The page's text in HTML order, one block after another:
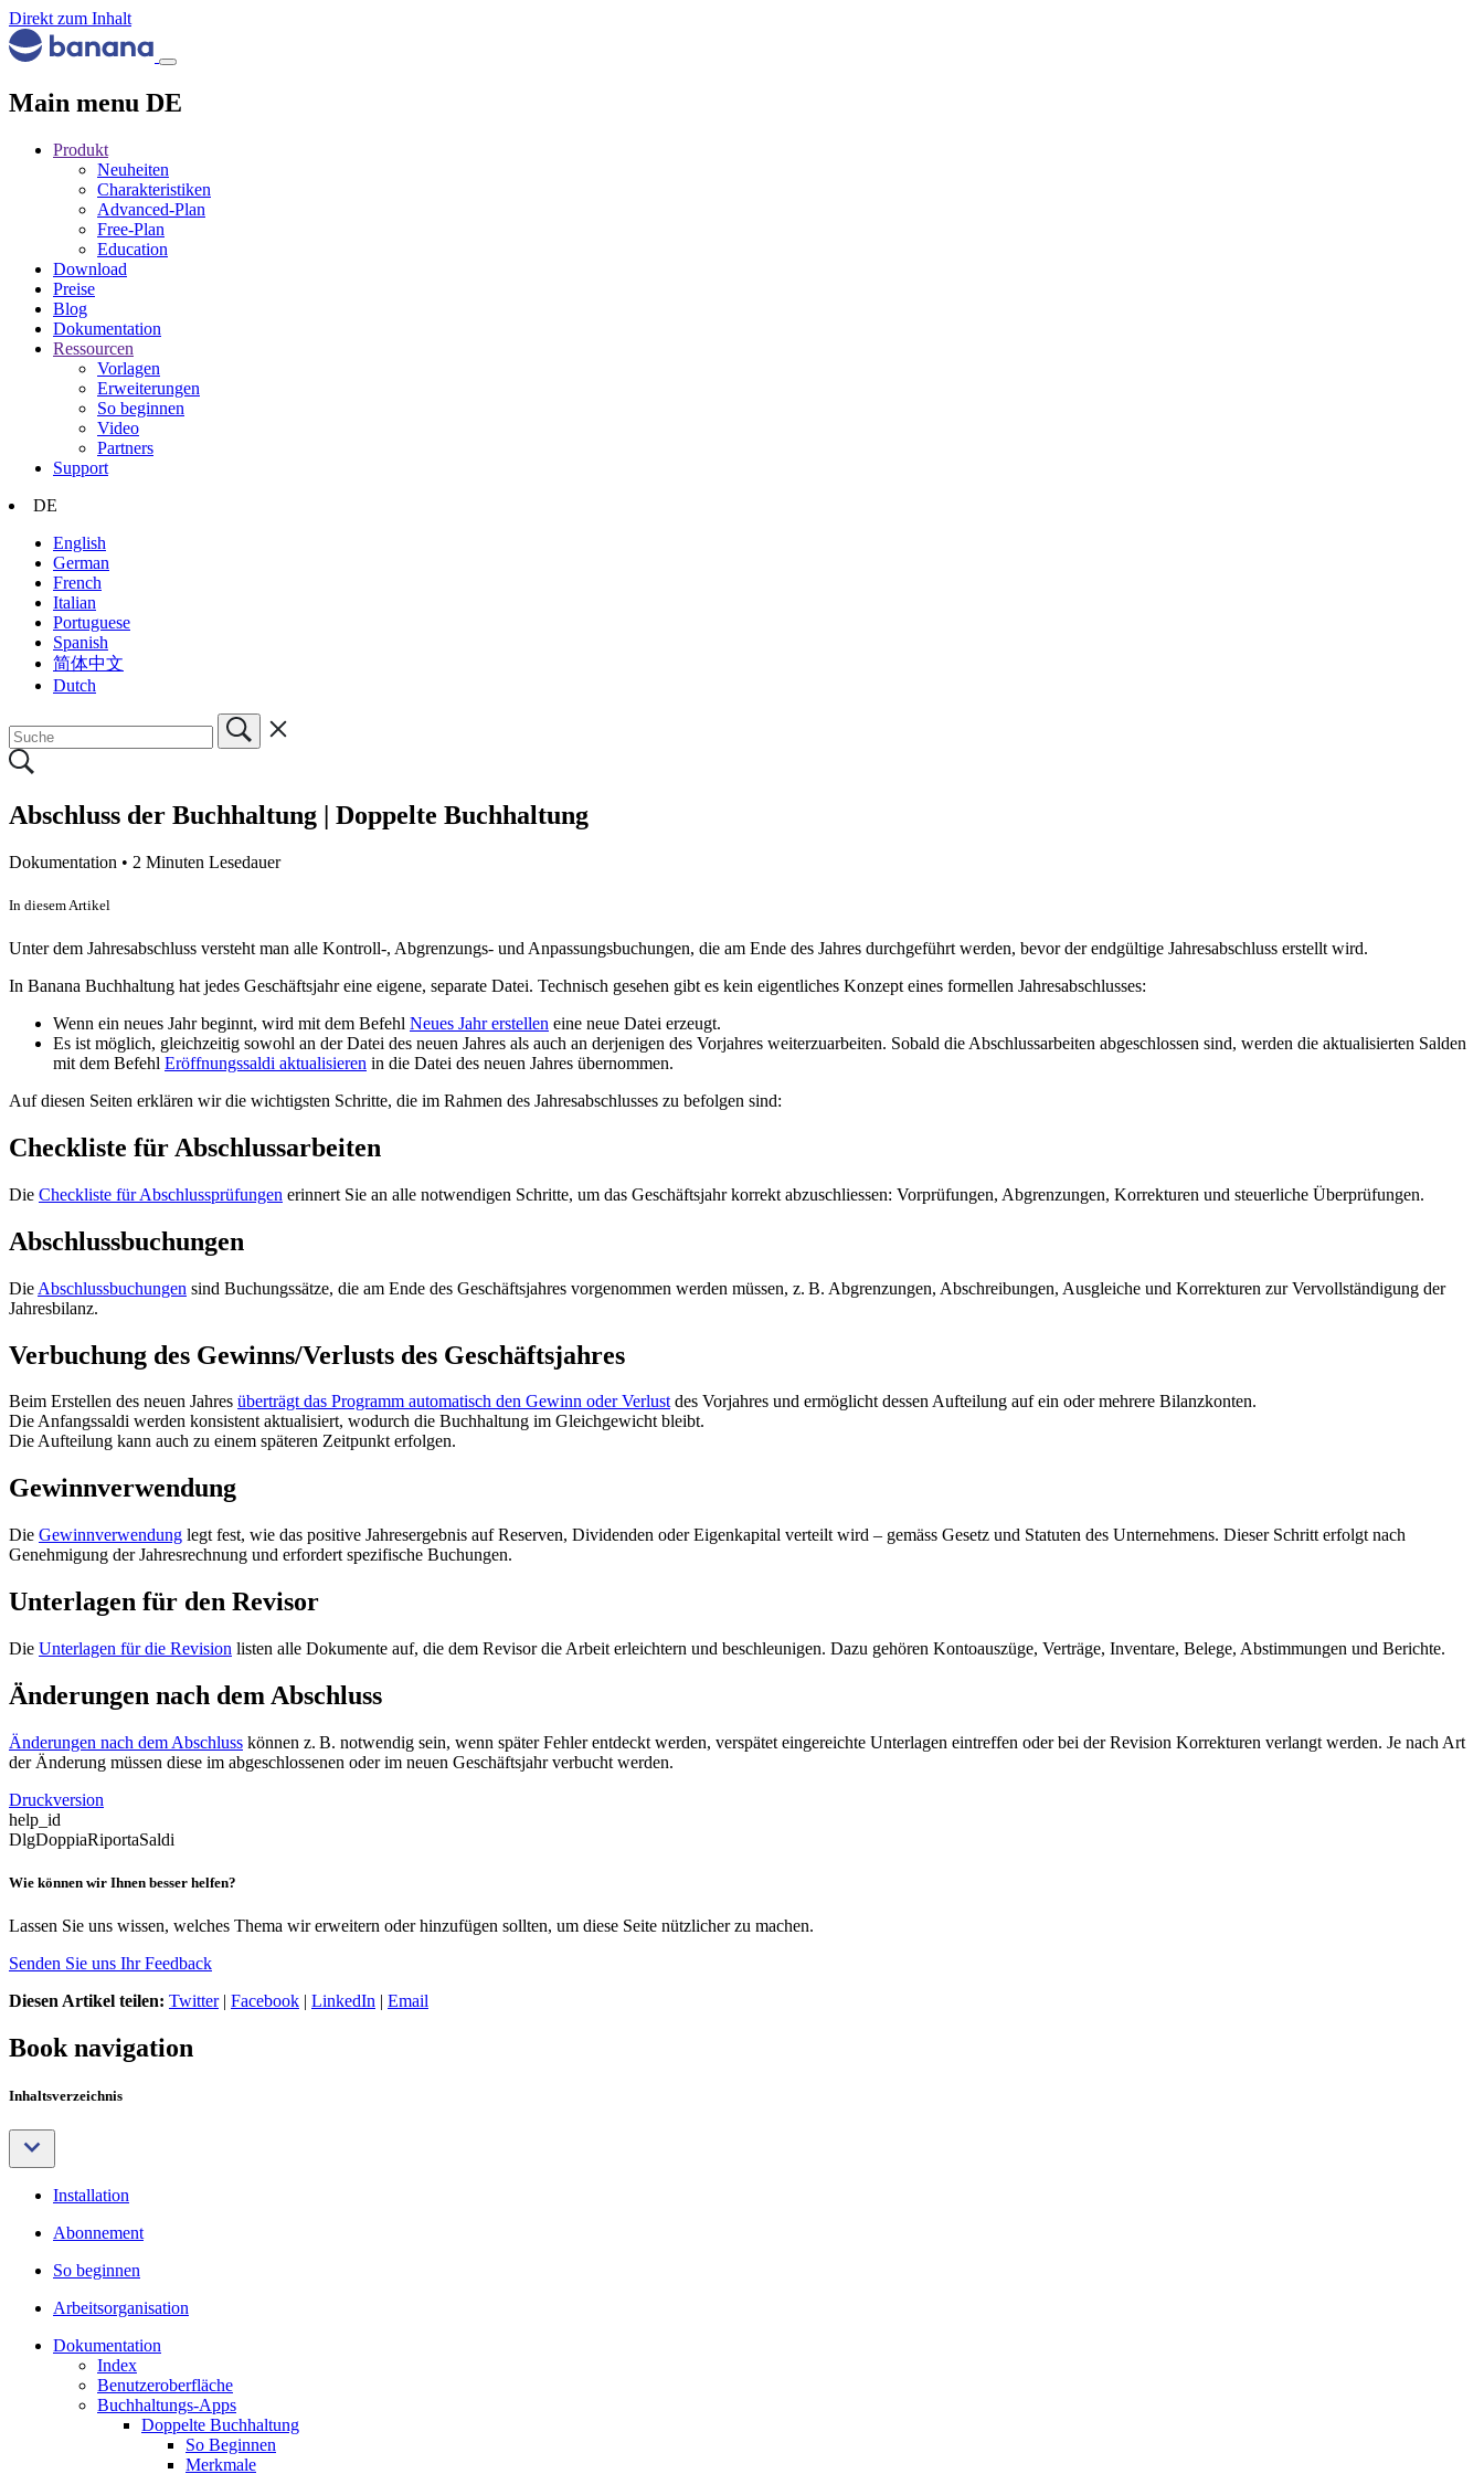
Direkt zum Inhalt
Main menu DE
Produkt
Neuheiten
Charakteristiken
Advanced-Plan
Free-Plan
Education
Download
Preise
Blog
Dokumentation
Ressourcen
Vorlagen
Erweiterungen
So beginnen
Video
Partners
Support
DE
English
German
French
Italian
Portuguese
Spanish
简体中文
Dutch
Abschluss der Buchhaltung | Doppelte Buchhaltung
Dokumentation • 2 Minuten Lesedauer
In diesem Artikel
Unter dem Jahresabschluss versteht man alle Kontroll-, Abgrenzungs- und Anpassungsbuchungen, die am Ende des Jahres durchgeführt werden, bevor der endgültige Jahresabschluss erstellt wird.
In Banana Buchhaltung hat jedes Geschäftsjahr eine eigene, separate Datei. Technisch gesehen gibt es kein eigentliches Konzept eines formellen Jahresabschlusses:
Wenn ein neues Jahr beginnt, wird mit dem Befehl Neues Jahr erstellen eine neue Datei erzeugt.
Es ist möglich, gleichzeitig sowohl an der Datei des neuen Jahres als auch an derjenigen des Vorjahres weiterzuarbeiten. Sobald die Abschlussarbeiten abgeschlossen sind, werden die aktualisierten Salden
mit dem Befehl Eröffnungssaldi aktualisieren in die Datei des neuen Jahres übernommen.
Auf diesen Seiten erklären wir die wichtigsten Schritte, die im Rahmen des Jahresabschlusses zu befolgen sind:
Checkliste für Abschlussarbeiten
Die Checkliste für Abschlussprüfungen erinnert Sie an alle notwendigen Schritte, um das Geschäftsjahr korrekt abzuschliessen: Vorprüfungen, Abgrenzungen, Korrekturen und steuerliche Überprüfungen.
Abschlussbuchungen
Die Abschlussbuchungen sind Buchungssätze, die am Ende des Geschäftsjahres vorgenommen werden müssen, z. B. Abgrenzungen, Abschreibungen, Ausgleiche und Korrekturen zur Vervollständigung der
Jahresbilanz.
Verbuchung des Gewinns/Verlusts des Geschäftsjahres
Beim Erstellen des neuen Jahres überträgt das Programm automatisch den Gewinn oder Verlustdes Vorjahres und ermöglicht dessen Aufteilung auf ein oder mehrere Bilanzkonten.
Die Anfangssaldi werden konsistent aktualisiert, wodurch die Buchhaltung im Gleichgewicht bleibt.
Die Aufteilung kann auch zu einem späteren Zeitpunkt erfolgen.
Gewinnverwendung
Die Gewinnverwendung legt fest, wie das positive Jahresergebnis auf Reserven, Dividenden oder Eigenkapital verteilt wird – gemäss Gesetz und Statuten des Unternehmens. Dieser Schritt erfolgt nach
Genehmigung der Jahresrechnung und erfordert spezifische Buchungen.
Unterlagen für den Revisor
Die Unterlagen für die Revision listen alle Dokumente auf, die dem Revisor die Arbeit erleichtern und beschleunigen. Dazu gehören Kontoauszüge, Verträge, Inventare, Belege, Abstimmungen und Berichte.
Änderungen nach dem Abschluss
Änderungen nach dem Abschluss können z. B. notwendig sein, wenn später Fehler entdeckt werden, verspätet eingereichte Unterlagen eintreffen oder bei der Revision Korrekturen verlangt werden. Je nach Art
der Änderung müssen diese im abgeschlossenen oder im neuen Geschäftsjahr verbucht werden.
Druckversion
help_id
DlgDoppiaRiportaSaldi
Wie können wir Ihnen besser helfen?
Lassen Sie uns wissen, welches Thema wir erweitern oder hinzufügen sollten, um diese Seite nützlicher zu machen.
Senden Sie uns Ihr Feedback
Diesen Artikel teilen: Twitter| Facebook | LinkedIn | Email
Book navigation
Inhaltsverzeichnis
Installation
Abonnement
So beginnen
Arbeitsorganisation
Dokumentation
Index
Benutzeroberfläche
Buchhaltungs-Apps
Doppelte Buchhaltung
So Beginnen
Merkmale